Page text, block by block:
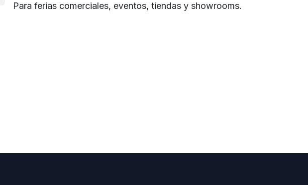
Para ferias comerciales, eventos, tiendas y showrooms.